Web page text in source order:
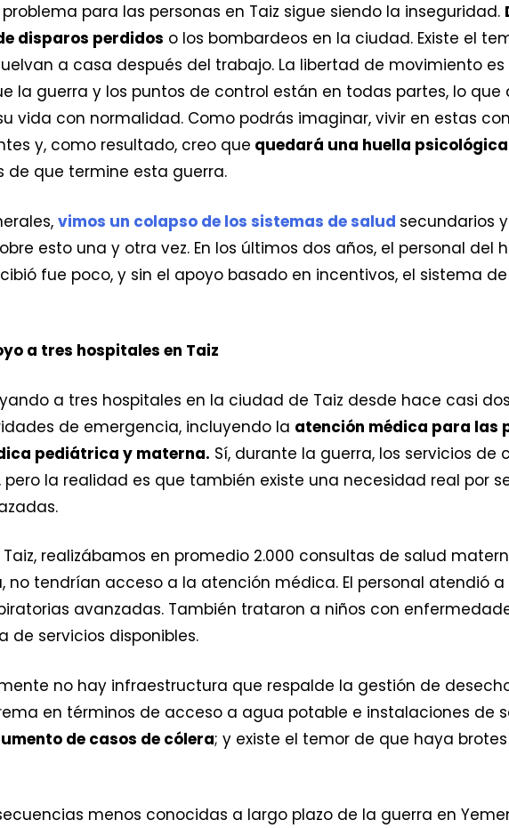
problema para las personas en Taiz sigue siendo la inseguridad.
disparos perdidos o los bombardeos en la ciudad. Existe el
a casa después del trabajo. La libertad de movimiento
la guerra y los puntos de control están en todas partes, lo
vida con normalidad. Como podrás imaginar, vivir en estas
y, como resultado, creo que quedará una huella
de que termine esta guerra.
vimos un colapso de los sistemas de salud secundarios
esto una y otra vez. En los últimos dos años, el personal del
fue poco, y sin el apoyo basado en incentivos, el sistema
a tres hospitales en Taiz
a tres hospitales en la ciudad de Taiz desde hace casi
de emergencia, incluyendo la atención médica para las
pediátrica y materna. Sí, durante la guerra, los servicios
pero la realidad es que también existe una necesidad real por
realizábamos en promedio 2.000 consultas de salud
no tendrían acceso a la atención médica. El personal atendió
avanzadas. También trataron a niños con
de servicios disponibles.
no hay infraestructura que respalde la gestión de
en términos de acceso a agua potable e instalaciones de
de casos de cólera; y existe el temor de que haya
menos conocidas a largo plazo de la guerra en